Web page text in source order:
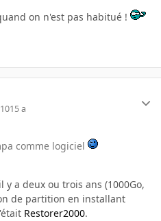
on n'est pas habitué !
15 a
comme logiciel
a deux ou trois ans (1000Go,
de partition en installant
Restorer2000.